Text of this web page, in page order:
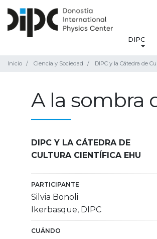
DIPC
Inicio Ciencia y Sociedad DIPC y la Cátedra de
A la sombra
DIPC Y LA CÁTEDRA DE
CULTURA CIENTÍFICA EHU
PARTICIPANTE
Silvia Bonoli
Ikerbasque, DIPC
CUÁNDO